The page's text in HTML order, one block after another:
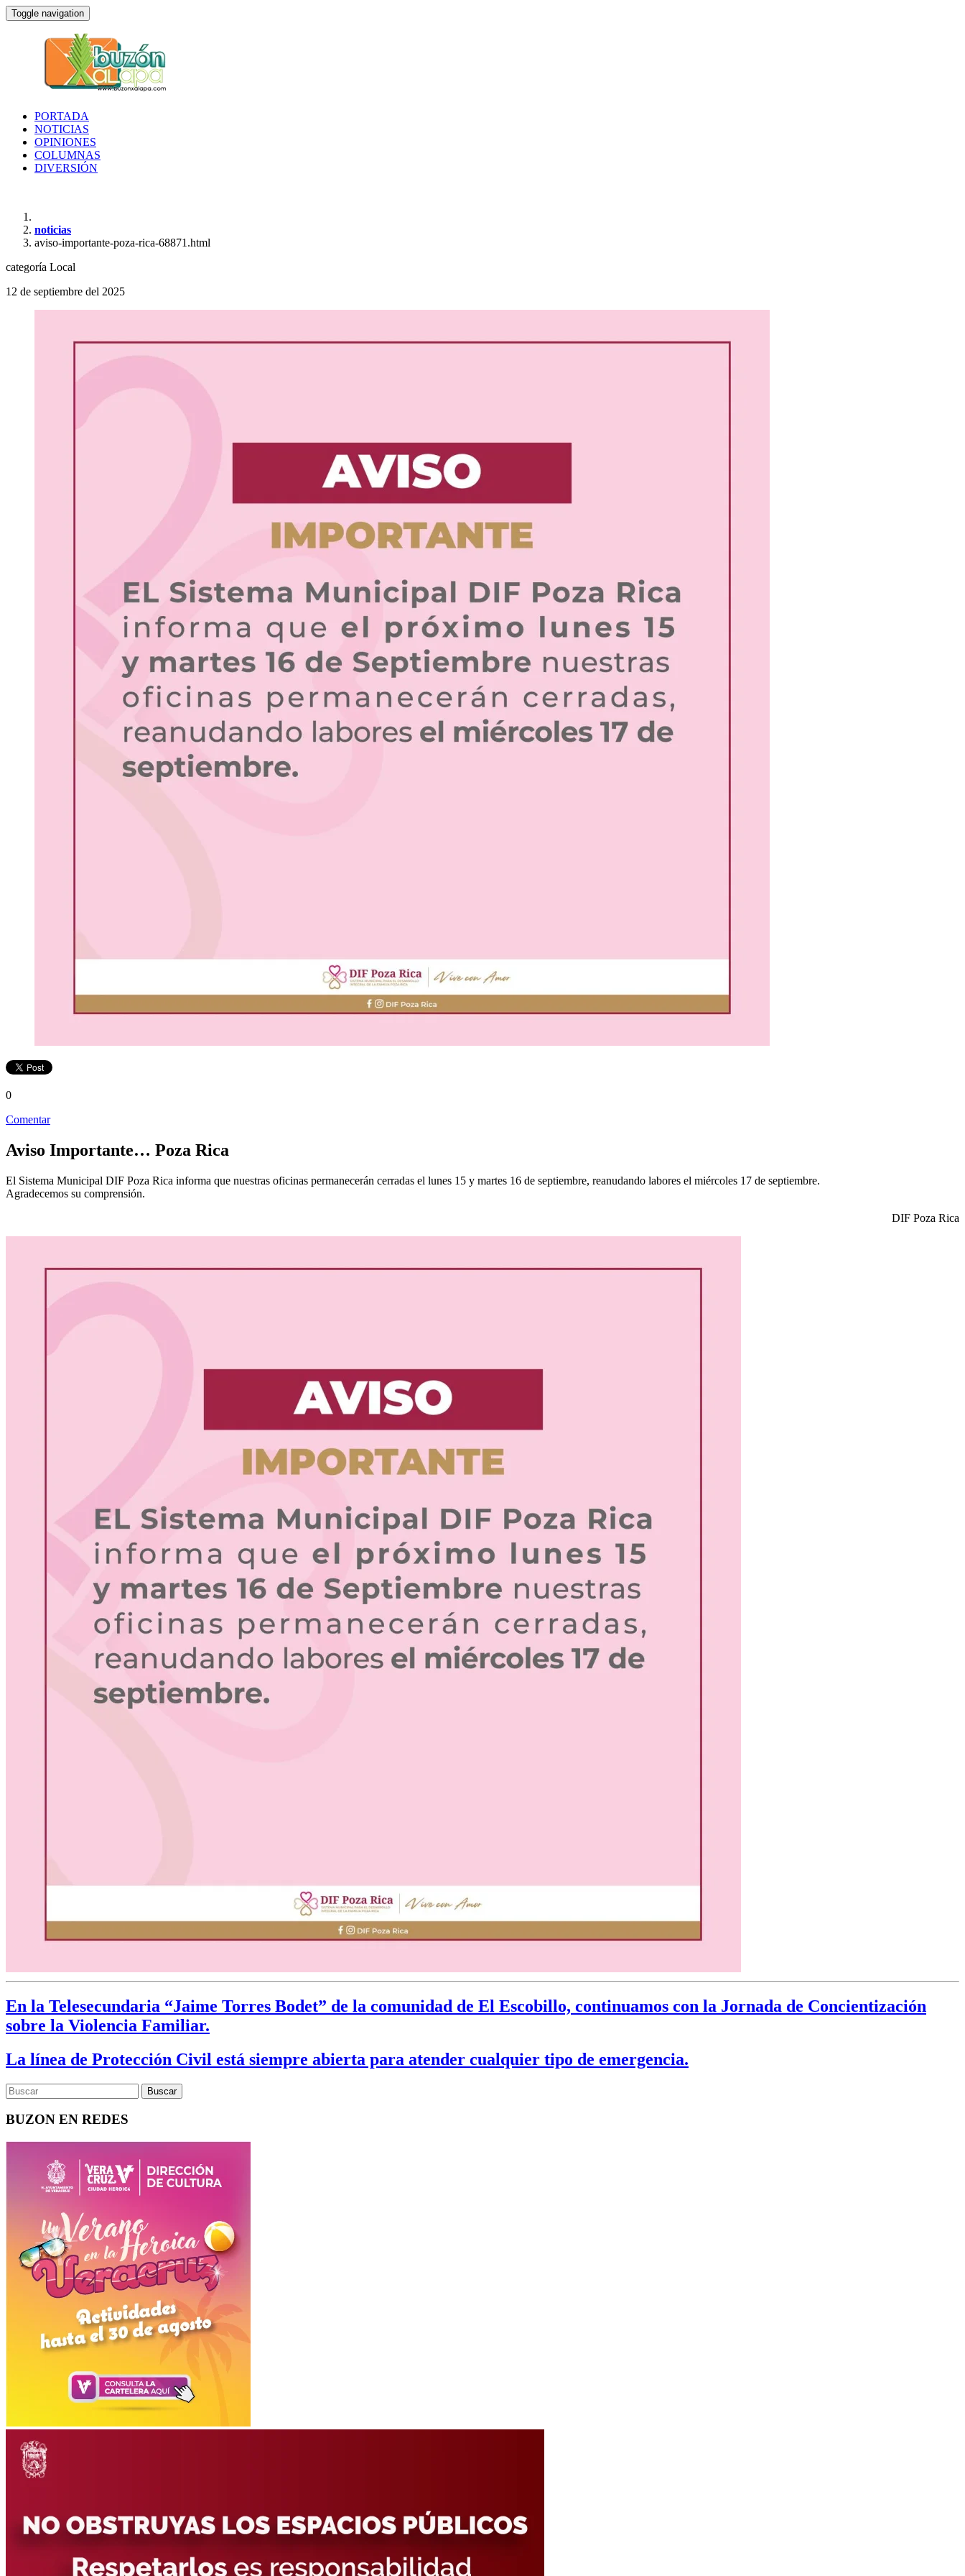
Toggle navigation
PORTADA
NOTICIAS
OPINIONES
COLUMNAS
DIVERSIÓN
noticias
aviso-importante-poza-rica-68871.html
categoría Local
12 de septiembre del 2025
0
Comentar
Aviso Importante… Poza Rica
El Sistema Municipal DIF Poza Rica informa que nuestras oficinas permanecerán cerradas el lunes 15 y martes 16 de septiembre, reanudando labores el miércoles 17 de septiembre.
Agradecemos su comprensión.
DIF Poza Rica
En la Telesecundaria “Jaime Torres Bodet” de la comunidad de El Escobillo, continuamos con la Jornada de Concientización
sobre la Violencia Familiar.
La línea de Protección Civil está siempre abierta para atender cualquier tipo de emergencia.
BUZON EN REDES